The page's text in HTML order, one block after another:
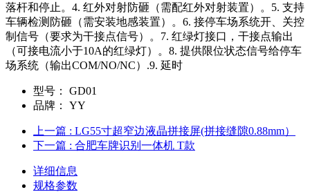
落杆和停止。4. 红外对射防砸（需配红外对射装置）。5. 支持
车辆检测防砸（需安装地感装置）。6. 接停车场系统开、关控
制信号（要求为干接点信号）。7. 红绿灯接口，干接点输出
（可接电流小于10A的红绿灯）。8. 提供限位状态信号给停车
场系统（输出COM/NO/NC）.9. 延时
型号：
GD01
品牌：
YY
上一篇 : LG55寸超窄边液晶拼接屏(拼接缝隙0.88mm）
下一篇 : 合肥车牌识别一体机 T款
详细信息
规格参数